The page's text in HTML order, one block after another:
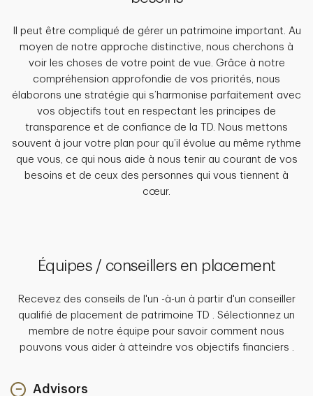
Il peut être compliqué de gérer un patrimoine important. Au
moyen de notre approche distinctive, nous cherchons à
voir les choses de votre point de vue. Grâce à notre
compréhension approfondie de vos priorités, nous
élaborons une stratégie qui s’harmonise parfaitement avec
vos objectifs tout en respectant les principes de
transparence et de confiance de la TD. Nous mettons
souvent à jour votre plan pour qu’il évolue au même rythme
que vous, ce qui nous aide à nous tenir au courant de vos
besoins et de ceux des personnes qui vous tiennent à
cœur.
Équipes / conseillers en placement
Recevez des conseils de l'un -à-un à partir d'un conseiller
qualifié de placement de patrimoine TD . Sélectionnez un
membre de notre équipe pour savoir comment nous
pouvons vous aider à atteindre vos objectifs financiers .
Advisors